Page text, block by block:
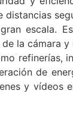
escala.
la cámara
refinerías,
de
y